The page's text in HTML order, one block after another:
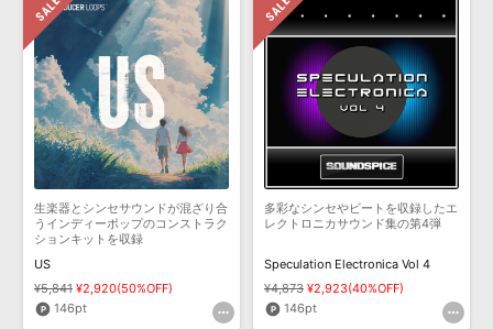
生楽器とシンセサウンドが混ざり合
うインディーポップのコンストラク
ションキットを収録
US
¥5,841 ¥2,920(50%OFF)
146pt
多彩なシンセやビートを収録したエ
レクトロニカサウンド集の第4弾
Speculation Electronica Vol 4
¥4,873 ¥2,923(40%OFF)
146pt